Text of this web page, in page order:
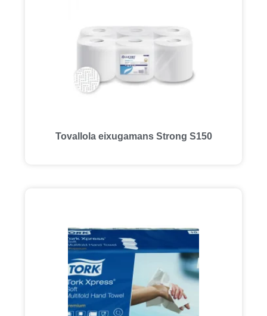
Tovallola eixugamans Strong S150